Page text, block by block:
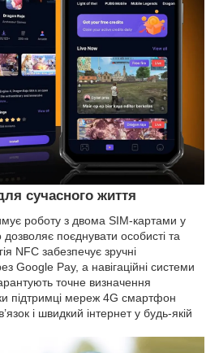
сучасного життя
роботу з двома SIM-картами у
поєднувати особисті та
NFC забезпечує зручні
Google Pay, а навігаційні системи
точне визначення
підтримці мереж 4G смартфон
і швидкий інтернет у будь-якій